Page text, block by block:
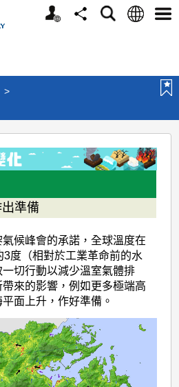
個
分
搜
語
選
>
準備
候峰會的承諾，全球溫度在
度（相對於工業革命前的水
切行動以減少溫室氣體排
來的影響，例如更多極端高
面上升，作好準備。